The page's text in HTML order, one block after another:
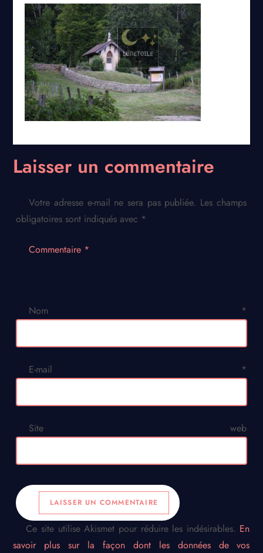
Laisser un commentaire
Votre adresse e-mail ne sera pas publiée. Les champs
obligatoires sont indiqués avec *
Commentaire *
Nom *
E-mail *
Site web
Ce site utilise Akismet pour réduire les indésirables. En
savoir plus sur la façon dont les données de vos